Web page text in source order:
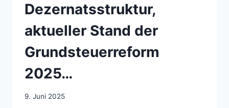
Dezernatsstruktur,
aktueller Stand der
Grundsteuerreform
2025…
9. Juni 2025